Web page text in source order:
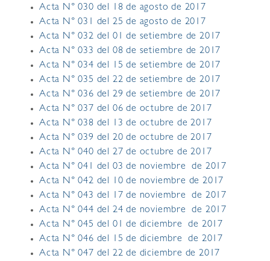
Acta N° 030 del 18 de agosto de 2017
Acta N° 031 del 25 de agosto de 2017
Acta N° 032 del 01 de setiembre de 2017
Acta N° 033 del 08 de setiembre de 2017
Acta N° 034 del 15 de setiembre de 2017
Acta N° 035 del 22 de setiembre de 2017
Acta N° 036 del 29 de setiembre de 2017
Acta N° 037 del 06 de octubre de 2017
Acta N° 038 del 13 de octubre de 2017
Acta N° 039 del 20 de octubre de 2017
Acta N° 040 del 27 de octubre de 2017
Acta N° 041 del 03 de noviembre de 2017
Acta N° 042 del 10 de noviembre de 2017
Acta N° 043 del 17 de noviembre de 2017
Acta N° 044 del 24 de noviembre de 2017
Acta N° 045 del 01 de diciembre de 2017
Acta N° 046 del 15 de diciembre de 2017
Acta N° 047 del 22 de diciembre de 2017